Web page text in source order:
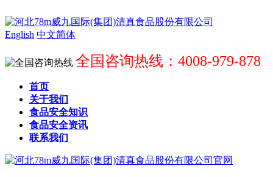
English 中文简体
全国咨询热线：4008-979-878
首页
关于我们
食品安全知识
食品安全资讯
联系我们